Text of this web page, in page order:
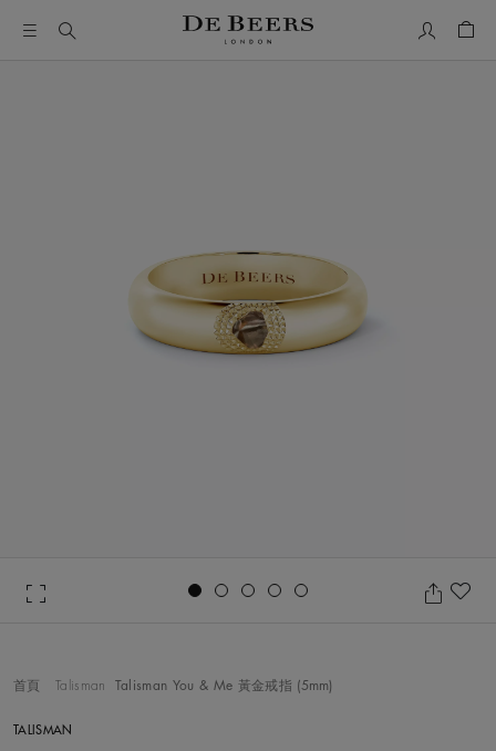
首頁 Talisman Talisman You & Me 黃金戒指 (5mm)
TALISMAN